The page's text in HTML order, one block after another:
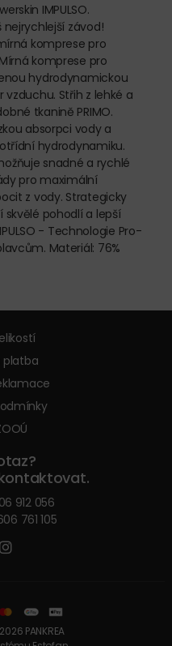
IMPULSO.
nejrychlejší závod!
komprese pro
komprese pro
hydrodynamickou
Střih z lehké a
tkanině PRIMO.
absorpci vody a
hydrodynamiku.
snadné a rychlé
pro maximální
z vody. Strategicky
pohodlí a lepší
- Technologie Pro-
Materiál: 76%
platba
912 056
761 105
PANKREA